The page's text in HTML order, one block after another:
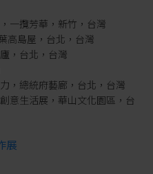
一攬芳華，新竹，台灣
高島屋，台北，台灣
，台北，台灣
，總統府藝廊，台北，台灣
意生活展，華山文化園區，台
展